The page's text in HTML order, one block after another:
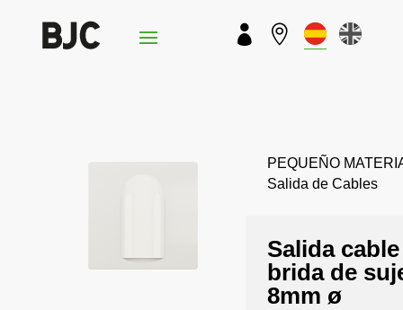
 
PEQUEÑO
Salida de Cables
Salida
brida de
8mm ø